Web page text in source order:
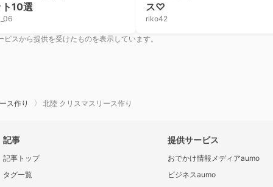
ト10選
ス♡
riko42
スから提供を受けたものを表示しています。
ス作り 北陸 クリスマスリース作り
記事
記事トップ
タグ一覧
提供サービス
おでかけ情報メディアaumo
ビジネスaumo